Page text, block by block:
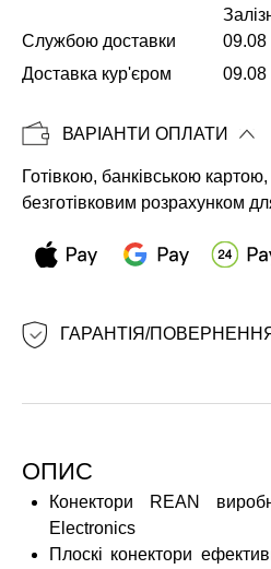
Копіювати
Службою доставки
09.08
Доставка кур'єром 09.08
ВАРІАНТИ ОПЛАТИ
Готівкою, банківською
безготівковим розрахунком
ГАРАНТІЯ/
ОПИС
Конектори REAN
Electronics
Плоскі конектори